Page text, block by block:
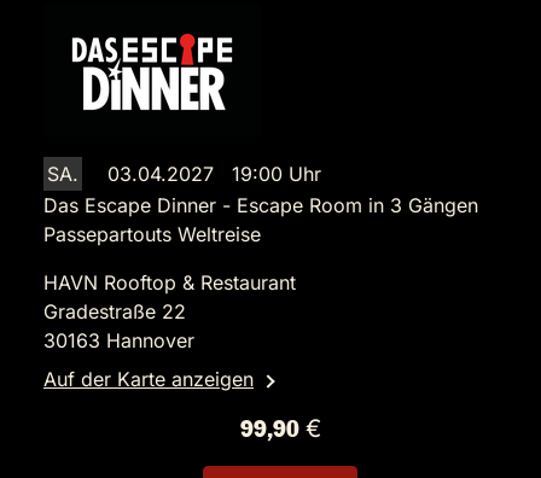
SA.
03.04.2027 19:00 Uhr
Das Escape Dinner - Escape Room in 3 Gängen
Passepartouts Weltreise
HAVN Rooftop & Restaurant
Gradestraße 22
30163 Hannover
Auf der Karte anzeigen
99,90 €